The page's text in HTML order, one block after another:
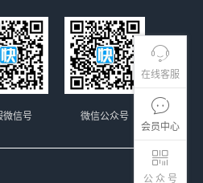
在线客服
会员中心
公 众 号
微信公众号
微信号